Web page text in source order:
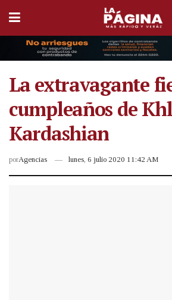
La extravagante
cumpleaños de
Kardashian
porAgencias lunes, 6 julio 2020 11:42 AM